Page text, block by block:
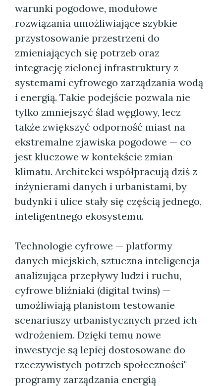
warunki pogodowe, modułowe
rozwiązania umożliwiające szybkie
przystosowanie przestrzeni do
zmieniających się potrzeb oraz
integrację zielonej infrastruktury z
systemami cyfrowego zarządzania wodą
i energią. Takie podejście pozwala nie
tylko zmniejszyć ślad węglowy, lecz
także zwiększyć odporność miast na
ekstremalne zjawiska pogodowe — co
jest kluczowe w kontekście zmian
klimatu. Architekci współpracują dziś z
inżynierami danych i urbanistami, by
budynki i ulice stały się częścią jednego,
inteligentnego ekosystemu.
Technologie cyfrowe — platformy
danych miejskich, sztuczna inteligencja
analizująca przepływy ludzi i ruchu,
cyfrowe bliźniaki (digital twins) —
umożliwiają planistom testowanie
scenariuszy urbanistycznych przed ich
wdrożeniem. Dzięki temu nowe
inwestycje są lepiej dostosowane do
rzeczywistych potrzeb społeczności"
programy zarządzania energią